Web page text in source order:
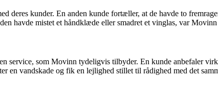
deres kunder. En anden kunde fortæller, at de havde to
havde mistet et håndklæde eller smadret et vinglas, var
service, som Movinn tydeligvis tilbyder. En kunde anbefaler
en vandskade og fik en lejlighed stillet til rådighed med det